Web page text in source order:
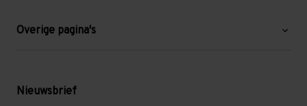
Blog
Levering en afhalen
Overige pagina's
Mezzanine
Nieuwsbrief